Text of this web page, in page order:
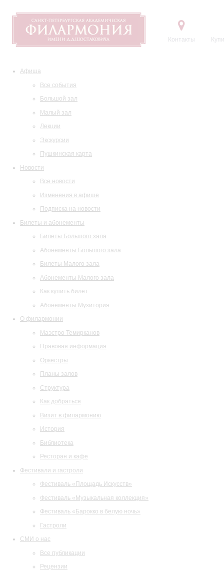
Контакты
Афиша
Все события
Большой зал
Малый зал
Лекции
Экскурсии
Пушкинская карта
Новости
Все новости
Изменения в афише
Подписка на новости
Билеты и абонементы
Билеты Большого зала
Абонементы Большого зала
Билеты Малого зала
Абонементы Малого зала
Как купить билет
Абонементы Музитория
О филармонии
Маэстро Темирканов
Правовая информация
Оркестры
Планы залов
Структура
Как добраться
Визит в филармонию
История
Библиотека
Ресторан и кафе
Фестивали и гастроли
Фестиваль «Площадь Искусств»
Фестиваль «Музыкальная коллекция»
Фестиваль «Барокко в белую ночь»
Гастроли
СМИ о нас
Все публикации
Рецензии